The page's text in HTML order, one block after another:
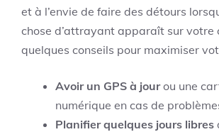
et à l’envie de faire des détours
chose d’attrayant apparaît sur votre
quelques conseils pour maximiser
Avoir un GPS à jourou une
numérique en cas de
Planifier quelques jours libres